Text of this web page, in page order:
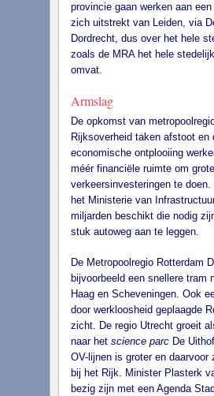
provincie gaan werken aan een
zich uitstrekt van Leiden, via
Dordrecht, dus over het hele
zoals de MRA het hele
omvat.
Armslag
De opkomst van
Rijksoverheid taken afstoot en
economische ontplooiing
méér financiële ruimte om
verkeersinvesteringen te
het Ministerie van
miljarden beschikt die nodig
stuk autoweg aan te leggen.
De Metropoolregio Rotterdam
bijvoorbeeld een snellere tram
Haag en Scheveningen. Ook
door werkloosheid geplaagde
zicht. De regio Utrecht groeit
naar het science parcDe
OV-lijnen is groter en
bij het Rijk. Minister Plasterk
bezig zijn met een Agenda